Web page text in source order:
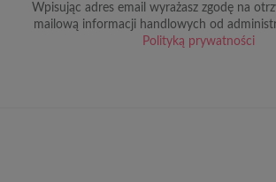
Wpisując adres email wyrażasz zgodę na
mailową informacji handlowych od
Polityką prywatności